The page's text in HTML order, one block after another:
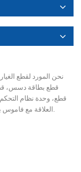
نحن المورد لقطع
قطع بطاقة دسس،
قطع، وحدة نظام التحكم